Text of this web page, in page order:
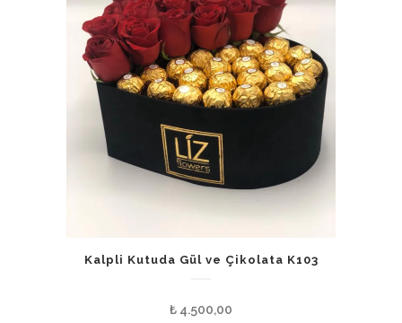
Kalpli Kutuda Gül ve Çikolata K103
₺ 4.500,00